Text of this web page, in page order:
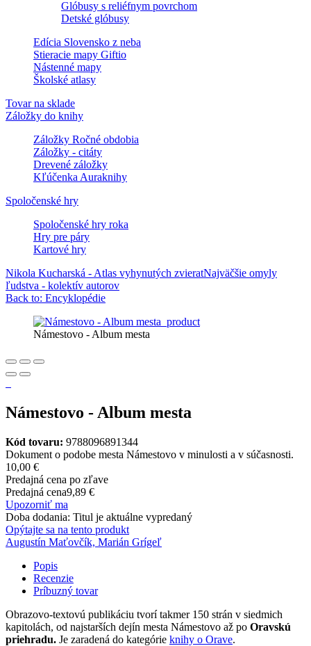
Glóbusy s reliéfnym povrchom
Detské glóbusy
Edícia Slovensko z neba
Stieracie mapy Giftio
Nástenné mapy
Školské atlasy
Tovar na sklade
Záložky do knihy
Záložky Ročné obdobia
Záložky - citáty
Drevené záložky
Kľúčenka Auraknihy
Spoločenské hry
Spoločenské hry roka
Hry pre páry
Kartové hry
Nikola Kucharská - Atlas vyhynutých zvieratNajväčšie omyly
ľudstva - kolektív autorov
Back to: Encyklopédie
Námestovo - Album mesta
Námestovo - Album mesta
Kód tovaru: 9788096891344
Dokument o podobe mesta Námestovo v minulosti a v súčasnosti.
10,00 €
Predajná cena po zľave
Predajná cena9,89 €
Upozorniť ma
Doba dodania: Titul je aktuálne vypredaný
Opýtajte sa na tento produkt
Augustín Maťovčík, Marián Grígeľ
Popis
Recenzie
Príbuzný tovar
Obrazovo-textovú publikáciu tvorí takmer 150 strán v siedmich
kapitolách, od najstarších dejín mesta Námestovo až po Oravskú
priehradu. Je zaradená do kategórie knihy o Orave.